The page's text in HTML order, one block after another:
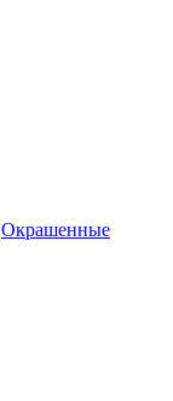
Окрашенные